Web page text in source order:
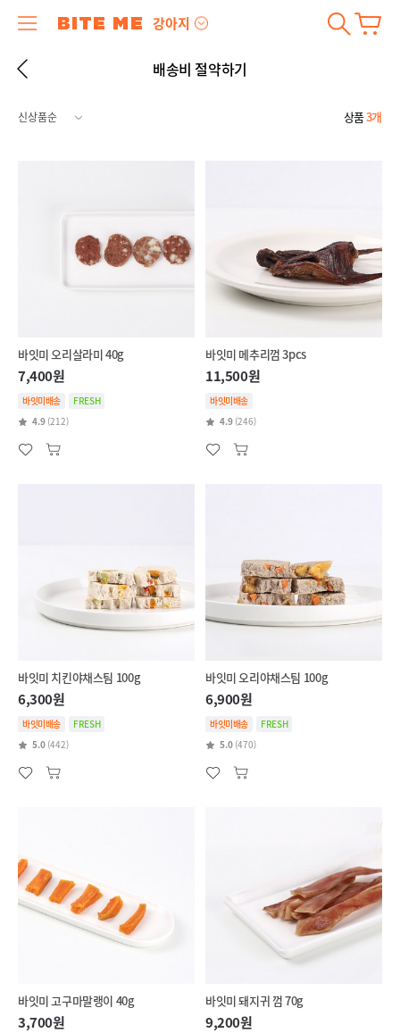
강아지
배송비 절약하기
상품3개
바잇미 오리살라미 40g
7,400원
바잇미배송
FRESH
4.9 (212)
바잇미 메추리껌 3pcs
11,500원
바잇미배송
4.9 (246)
바잇미 치킨야채스팀 100g
6,300원
바잇미배송
FRESH
5.0 (442)
바잇미 오리야채스팀 100g
6,900원
바잇미배송
FRESH
5.0 (470)
바잇미 고구마말랭이 40g
3,700원
바잇미 돼지귀 껌 70g
9,200원